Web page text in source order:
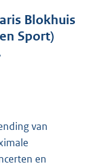
Blokhuis
Sport)
van
en